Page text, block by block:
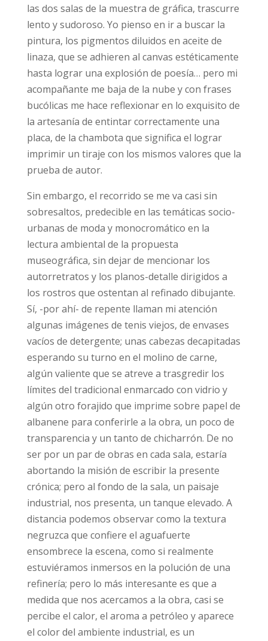
las dos salas de la muestra de gráfica, trascurre
lento y sudoroso. Yo pienso en ir a buscar la
pintura, los pigmentos diluidos en aceite de
linaza, que se adhieren al canvas estéticamente
hasta lograr una explosión de poesía… pero mi
acompañante me baja de la nube y con frases
bucólicas me hace reflexionar en lo exquisito de
la artesanía de entintar correctamente una
placa, de la chambota que significa el lograr
imprimir un tiraje con los mismos valores que la
prueba de autor.
Sin embargo, el recorrido se me va casi sin
sobresaltos, predecible en las temáticas socio-
urbanas de moda y monocromático en la
lectura ambiental de la propuesta
museográfica, sin dejar de mencionar los
autorretratos y los planos-detalle dirigidos a
los rostros que ostentan al refinado dibujante.
Sí, -por ahí- de repente llaman mi atención
algunas imágenes de tenis viejos, de envases
vacíos de detergente; unas cabezas decapitadas
esperando su turno en el molino de carne,
algún valiente que se atreve a trasgredir los
límites del tradicional enmarcado con vidrio y
algún otro forajido que imprime sobre papel de
albanene para conferirle a la obra, un poco de
transparencia y un tanto de chicharrón. De no
ser por un par de obras en cada sala, estaría
abortando la misión de escribir la presente
crónica; pero al fondo de la sala, un paisaje
industrial, nos presenta, un tanque elevado. A
distancia podemos observar como la textura
negruzca que confiere el aguafuerte
ensombrece la escena, como si realmente
estuviéramos inmersos en la polución de una
refinería; pero lo más interesante es que a
medida que nos acercamos a la obra, casi se
percibe el calor, el aroma a petróleo y aparece
el color del ambiente industrial, es un